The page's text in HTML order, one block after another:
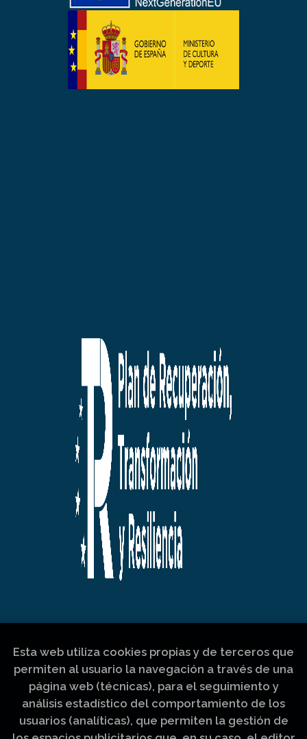
Esta web utiliza cookies propias y de terceros que
permiten al usuario la navegación a través de una
página web (técnicas), para el seguimiento y
análisis estadístico del comportamiento de los
usuarios (analíticas), que permiten la gestión de